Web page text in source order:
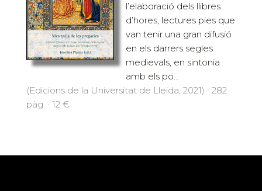
l’elaboració dels llibres
d’hores, lectures pies que
van tenir una gran difusió
en els darrers segles
medievals, en sintonia
amb els po...
(Edicions de la Universitat de Lleida, 2021) · 282
pàg. · 12 €